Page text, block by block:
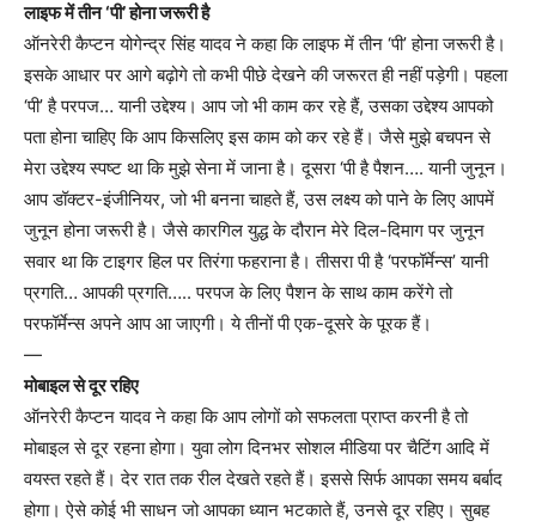
लाइफ में तीन ‘पी’ होना जरूरी है
ऑनरेरी कैप्टन योगेन्द्र सिंह यादव ने कहा कि लाइफ में तीन ‘पी’ होना जरूरी है।
इसके आधार पर आगे बढ़ोगे तो कभी पीछे देखने की जरूरत ही नहीं पड़ेगी। पहला
‘पी’ है परपज… यानी उद्देश्य। आप जो भी काम कर रहे हैं, उसका उद्देश्य आपको
पता होना चाहिए कि आप किसलिए इस काम को कर रहे हैं। जैसे मुझे बचपन से
मेरा उद्देश्य स्पष्ट था कि मुझे सेना में जाना है। दूसरा ‘पी है पैशन…. यानी जुनून।
आप डॉक्टर-इंजीनियर, जो भी बनना चाहते हैं, उस लक्ष्य को पाने के लिए आपमें
जुनून होना जरूरी है। जैसे कारगिल युद्ध के दौरान मेरे दिल-दिमाग पर जुनून
सवार था कि टाइगर हिल पर तिरंगा फहराना है। तीसरा पी है ‘परफॉर्मेन्स’ यानी
प्रगति… आपकी प्रगति….. परपज के लिए पैशन के साथ काम करेंगे तो
परफॉर्मेन्स अपने आप आ जाएगी। ये तीनों पी एक-दूसरे के पूरक हैं।
—
मोबाइल से दूर रहिए
ऑनरेरी कैप्टन यादव ने कहा कि आप लोगों को सफलता प्राप्त करनी है तो
मोबाइल से दूर रहना होगा। युवा लोग दिनभर सोशल मीडिया पर चैटिंग आदि में
वयस्त रहते हैं। देर रात तक रील देखते रहते हैं। इससे सिर्फ आपका समय बर्बाद
होगा। ऐसे कोई भी साधन जो आपका ध्यान भटकाते हैं, उनसे दूर रहिए। सुबह